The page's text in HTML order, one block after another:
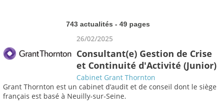
743 actualités - 49 pages
26/02/2025
Consultant(e) Gestion de Crise
et Continuité d'Activité (Junior)
Cabinet Grant Thornton
Grant Thornton est un cabinet d’audit et de conseil dont le siège
français est basé à Neuilly-sur-Seine.